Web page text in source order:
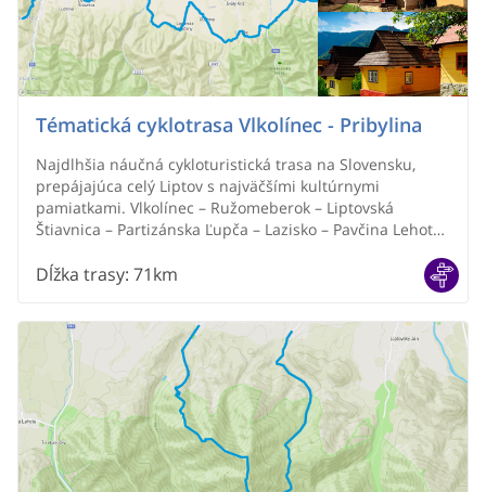
Tématická cyklotrasa Vlkolínec - Pribylina
Najdlhšia náučná cykloturistická trasa na Slovensku,
prepájajúca celý Liptov s najväčšími kultúrnymi
pamiatkami. Vlkolínec – Ružomeberok – Liptovská
Štiavnica – Partizánska Ľupča – Lazisko – Pavčina Lehota
Liptovský Peter – Podbanské
Dĺžka trasy: 71km